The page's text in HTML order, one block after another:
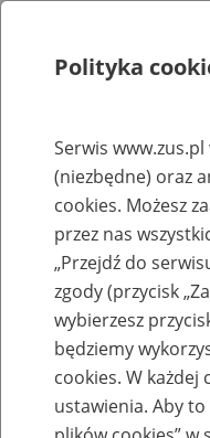
Rejestry, ewidencje i archiwa
Baza
Nazwa zakładu pracy:
Polityka
Serwis
(niezbędne) oraz
cookies. Możesz
przez nas
„Przejdź do
zgody (przycisk
wybierzesz
będziemy
cookies. W każdej
ustawienia. Aby